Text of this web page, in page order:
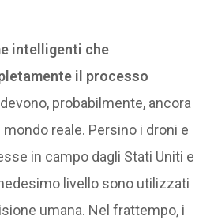
intelligenti che
il processo
devono, probabilmente, ancora
reale. Persino i droni e
in campo dagli Stati Uniti e
livello sono utilizzati
umana. Nel frattempo, i